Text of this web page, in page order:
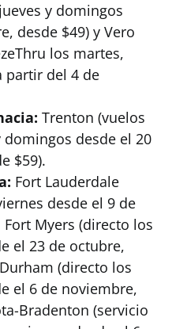
y domingos
desde $49) y Vero
los martes,
partir del 4 de
Trenton (vuelos
desde el 20
$59).
Fort Lauderdale
desde el 9 de
Myers (directo los
el 23 de octubre,
(directo los
el 6 de noviembre,
Bradenton (servicio